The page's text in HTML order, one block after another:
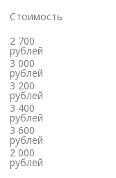
Стоимость
2 700
рублей
3 000
рублей
3 200
рублей
3 400
рублей
3 600
рублей
2 000
рублей